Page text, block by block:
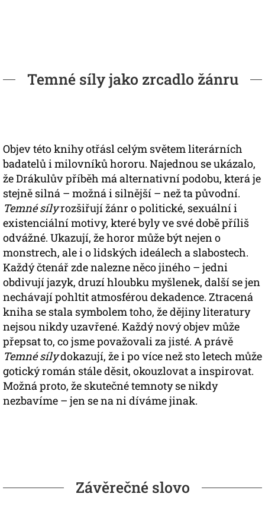
Temné síly jako zrcadlo žánru
Objev této knihy otřásl celým světem literárních
badatelů i milovníků hororu. Najednou se ukázalo,
že Drákulův příběh má alternativní podobu, která je
stejně silná – možná i silnější – než ta původní.
Temné sílyrozšiřují žánr o politické, sexuální i
existenciální motivy, které byly ve své době příliš
odvážné. Ukazují, že horor může být nejen o
monstrech, ale i o lidských ideálech a slabostech.
Každý čtenář zde nalezne něco jiného – jedni
obdivují jazyk, druzí hloubku myšlenek, další se jen
nechávají pohltit atmosférou dekadence. Ztracená
kniha se stala symbolem toho, že dějiny literatury
nejsou nikdy uzavřené. Každý nový objev může
přepsat to, co jsme považovali za jisté. A právě
Temné sílydokazují, že i po více než sto letech může
gotický román stále děsit, okouzlovat a inspirovat.
Možná proto, že skutečné temnoty se nikdy
nezbavíme – jen se na ni díváme jinak.
Závěrečné slovo